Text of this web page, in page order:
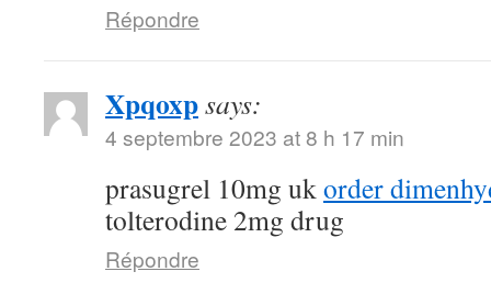
Répondre
Xpqoxpsays:
4 septembre 2023 at 8 h 17 min
prasugrel 10mg ukorder
tolterodine 2mg drug
Répondre